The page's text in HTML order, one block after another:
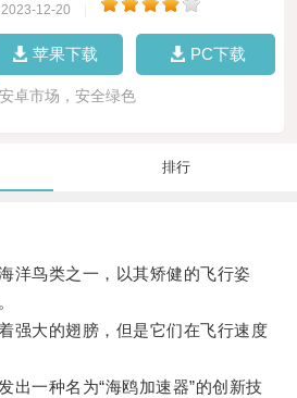
12-20
苹果下载 PC下载
安卓市场，安全绿色
排行
鸟类之一，以其矫健的飞行姿
大的翅膀，但是它们在飞行速度
一种名为“海鸥加速器”的创新技